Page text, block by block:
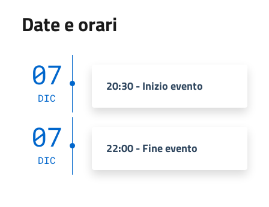
Date e orari
07
DIC
20:30 - Inizio evento
07
DIC
22:00 - Fine evento